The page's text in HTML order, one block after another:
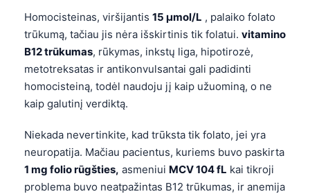
Homocisteinas, viršijantis 15 µmol/L , palaiko folato
trūkumą, tačiau jis nėra išskirtinis tik folatui. vitamino
B12 trūkumas, rūkymas, inkstų liga, hipotirozė,
metotreksatas ir antikonvulsantai gali padidinti
homocisteiną, todėl naudoju jį kaip užuominą, o ne
kaip galutinį verdiktą.
Niekada nevertinkite, kad trūksta tik folato, jei yra
neuropatija. Mačiau pacientus, kuriems buvo paskirta
1 mg folio rūgšties, asmeniui MCV 104 fL kai tikroji
problema buvo neatpažintas B12 trūkumas, ir anemija